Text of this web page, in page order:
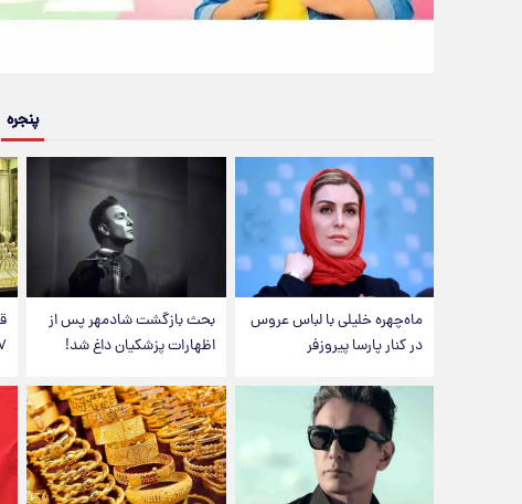
پنجره
ماه‌چهره خلیلی با لباس عروس
در کنار پارسا پیروزفر
بحث بازگشت شادمهر پس از
اظهارات پزشکیان داغ شد!
۱۷